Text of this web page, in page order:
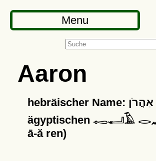
Menu
Aaron
hebräischer Name: אַהֲרֹן vom
ägyptischen 𓉻𓂝𓄿
ā-ă ren)